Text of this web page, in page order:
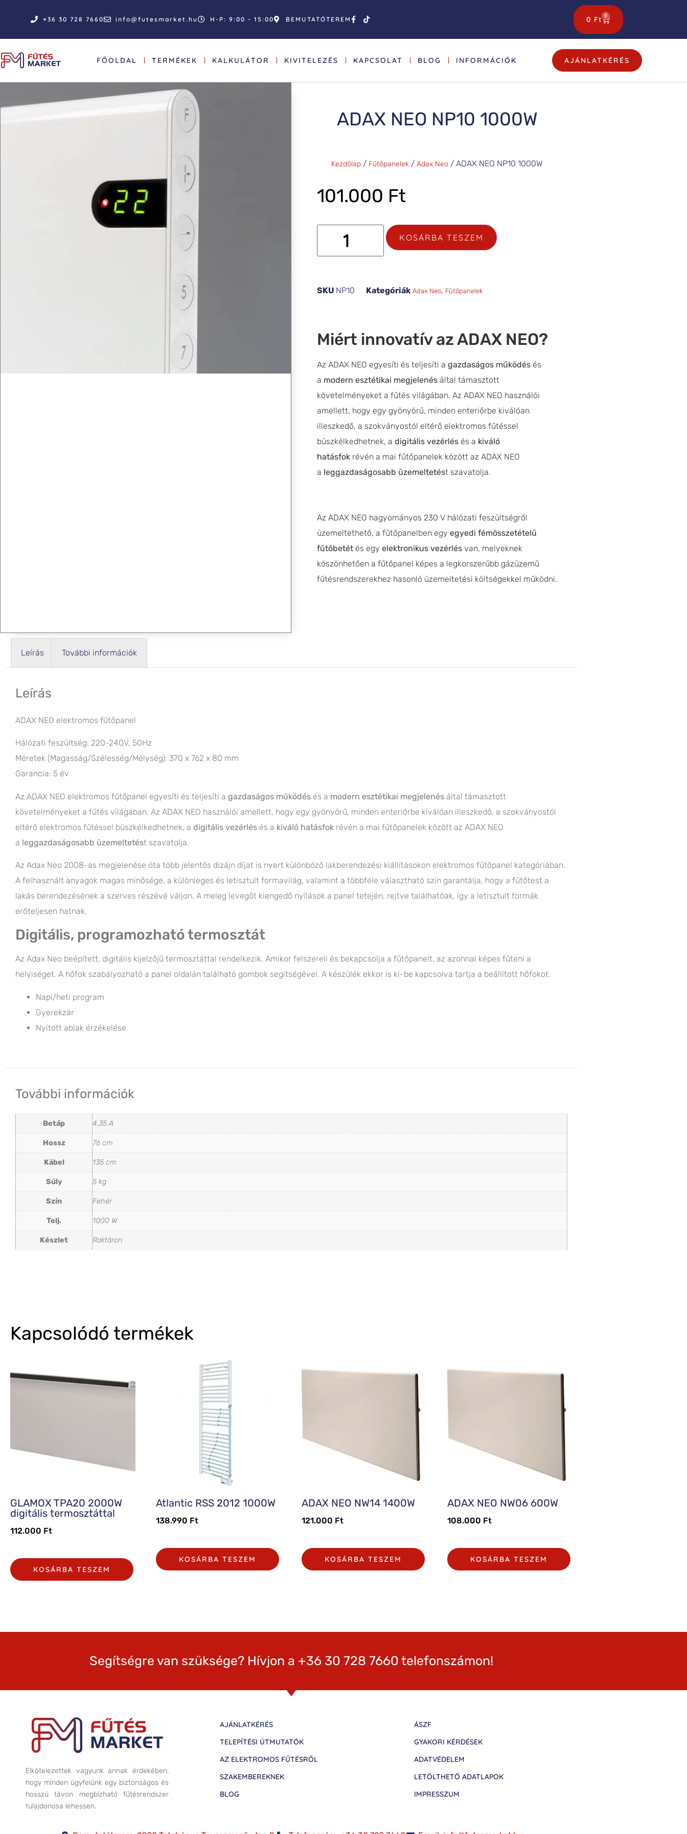
+36 30 728 7660 info@futesmarket.hu H-P: 9:00 - 15:00 BEMUTATÓTEREM 0 Ft 0
FŐOLDAL TERMÉKEK KALKULÁTOR KIVITELEZÉS KAPCSOLAT BLOG INFORMÁCIÓK AJÁNLATKÉRÉS
ADAX NEO NP10 1000W
Kezdőlap / Fűtőpanelek / Adax Neo / ADAX NEO NP10 1000W
101.000 Ft
KOSÁRBA TESZEM
SKU NP10 Kategóriák Adax Neo, Fűtőpanelek
Miért innovatív az ADAX NEO?
Az ADAX NEO egyesíti és teljesíti a gazdaságos működés és
a modern esztétikai megjelenés által támasztott
követelményeket a fűtés világában. Az ADAX NEO használói
amellett, hogy egy gyönyörű, minden enteriőrbe kiválóan
illeszkedő, a szokványostól eltérő elektromos fűtéssel
büszkélkedhetnek, a digitális vezérlés és a kiváló
hatásfok révén a mai fűtőpanelek között az ADAX NEO
a leggazdaságosabb üzemeltetést szavatolja.
Az ADAX NEO hagyományos 230 V hálózati feszültségről
üzemeltethető, a fűtőpanelben egy egyedi fémösszetételű
fűtőbetét és egy elektronikus vezérlés van, melyeknek
köszönhetően a fűtőpanel képes a legkorszerűbb gázüzemű
fűtésrendszerekhez hasonló üzemeltetési költségekkel működni.
Leírás További információk
Leírás
ADAX NEO elektromos fűtőpanel
Hálózati feszültség: 220-240V, 50Hz
Méretek (Magasság/Szélesség/Mélység): 370 x 762 x 80 mm
Garancia: 5 év
Az ADAX NEO elektromos fűtőpanel egyesíti és teljesíti a gazdaságos működés és a modern esztétikai megjelenés által támasztott
követelményeket a fűtés világában. Az ADAX NEO használói amellett, hogy egy gyönyörű, minden enteriőrbe kiválóan illeszkedő, a szokványostól
eltérő elektromos fűtéssel büszkélkedhetnek, a digitális vezérlés és a kiváló hatásfok révén a mai fűtőpanelek között az ADAX NEO
a leggazdaságosabb üzemeltetést szavatolja.
Az Adax Neo 2008-as megjelenése óta több jelentős dizájn díjat is nyert különböző lakberendezési kiállításokon elektromos fűtőpanel kategóriában.
A felhasznált anyagok magas minősége, a különleges és letisztult formavilág, valamint a többféle választható szín garantálja, hogy a fűtőtest a
lakás berendezésének a szerves részévé váljon. A meleg levegőt kiengedő nyílások a panel tetején, rejtve találhatóak, így a letisztult formák
erőteljesen hatnak.
Digitális, programozható termosztát
Az Adax Neo beépített, digitális kijelzőjű termosztáttal rendelkezik. Amikor felszereli és bekapcsolja a fűtőpanelt, az azonnal képes fűteni a
helyiséget. A hőfok szabályozható a panel oldalán található gombok segítségével. A készülék ekkor is ki-be kapcsolva tartja a beállított hőfokot.
Napi/heti program
Gyerekzár
Nyitott ablak érzékelése
További információk
Betáp 4,35 A
Hossz 76 cm
Kábel 135 cm
Súly 5 kg
Szín Fehér
Telj. 1000 W
Készlet Raktáron
Kapcsolódó termékek
GLAMOX TPA20 2000W
digitális termosztáttal
112.000 Ft
KOSÁRBA TESZEM
Atlantic RSS 2012 1000W
138.990 Ft
KOSÁRBA TESZEM
ADAX NEO NW14 1400W
121.000 Ft
KOSÁRBA TESZEM
ADAX NEO NW06 600W
108.000 Ft
KOSÁRBA TESZEM
Segítségre van szüksége? Hívjon a +36 30 728 7660 telefonszámon!
Elkötelezettek vagyunk annak érdekében,
hogy minden ügyfelünk egy biztonságos és
hosszú távon megbízható fűtésrendszer
tulajdonosa lehessen.
AJÁNLATKÉRÉS
TELEPÍTÉSI ÚTMUTATÓK
AZ ELEKTROMOS FŰTÉSRŐL
SZAKEMBEREKNEK
BLOG
ÁSZF
GYAKORI KÉRDÉSEK
ADATVÉDELEM
LETÖLTHETŐ ADATLAPOK
IMPRESSZUM